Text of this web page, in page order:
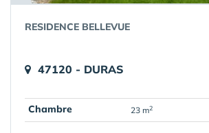
RESIDENCE BELLEVUE
47120 - DURAS
Chambre 23 m2